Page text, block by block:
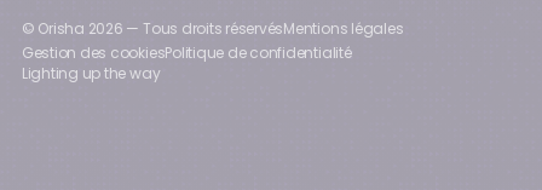
© Orisha 2026 — Tous droits réservésMentions légales
Gestion des cookiesPolitique de confidentialité
Lighting up the way